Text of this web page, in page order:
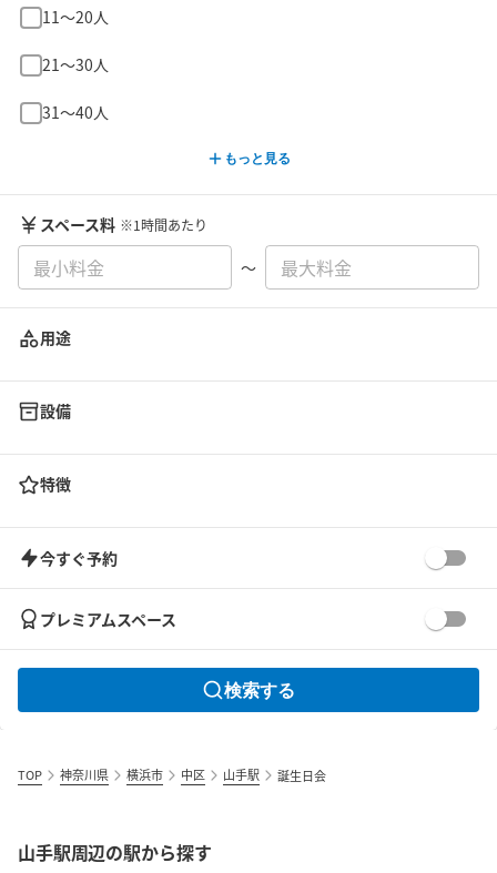
11〜20人
21〜30人
31〜40人
もっと見る
スペース料 ※1時間あたり
〜
用途
設備
特徴
今すぐ予約
プレミアムスペース
検索する
TOP 神奈川県 横浜市 中区 山手駅 誕生日会
山手駅周辺の駅から探す